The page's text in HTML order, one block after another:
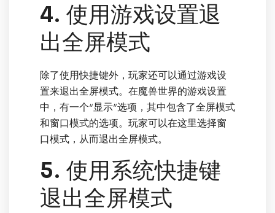
4. 使用游戏设置退
出全屏模式
除了使用快捷键外，玩家还可以通过游戏设
置来退出全屏模式。在魔兽世界的游戏设置
中，有一个“显示”选项，其中包含了全屏模式
和窗口模式的选项。玩家可以在这里选择窗
口模式，从而退出全屏模式。
5. 使用系统快捷键
退出全屏模式